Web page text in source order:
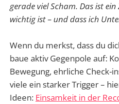
gerade viel Scham. Das ist
wichtig ist – und dass ich
Wenn du merkst, dass du
baue aktiv Gegenpole auf:
Bewegung, ehrliche Check-
viele ein starker Trigger –
Ideen: Einsamkeit in der